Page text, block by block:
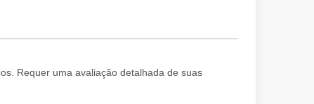
destaca como a base dos processos de união de alta
Requer uma avaliação detalhada de suas